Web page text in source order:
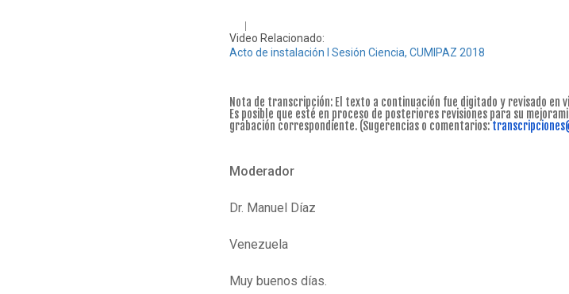
Video Relacionado:
Acto de instalación l Sesión Ciencia, CUMIPAZ 2018
Nota de transcripción: El texto a continuación fue digitado y revisado en
Es posible que esté en proceso de posteriores revisiones para su
grabación correspondiente. (Sugerencias o comentarios:
Moderador
Dr. Manuel Díaz
Venezuela
Muy buenos días.